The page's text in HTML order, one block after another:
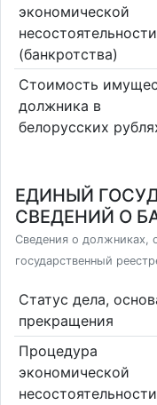
экономической
несостоятельности
(банкротства)
Стоимость
должника в
белорусских
ЕДИНЫЙ
СВЕДЕНИЙ О
Сведения о должниках,
государственный
Статус дела,
прекращения
Процедура
экономической
несостоятельности